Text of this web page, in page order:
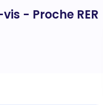
- Proche RER